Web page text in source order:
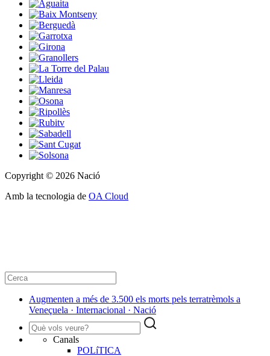
Copyright © 2026 Nació
Amb la tecnologia de OA Cloud
Augmenten a més de 3.500 els morts pels terratrèmols a
Veneçuela · Internacional · Nació
Canals
POLíTICA